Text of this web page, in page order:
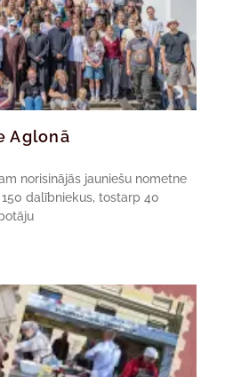
Aglonā
norisinājās jauniešu nometne
150 dalībniekus, tostarp 40